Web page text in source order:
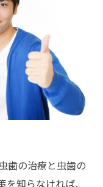
歯の治療と虫歯の
知らなければ、